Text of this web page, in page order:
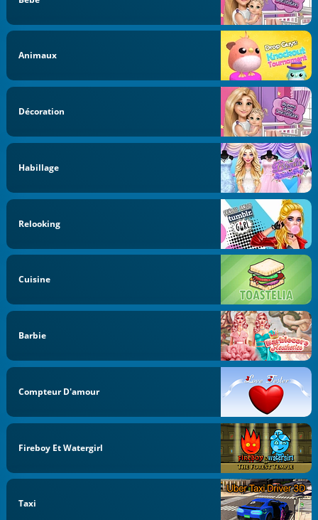
Animaux
Décoration
Habillage
Relooking
Cuisine
Barbie
Compteur D'amour
Fireboy Et Watergirl
Taxi